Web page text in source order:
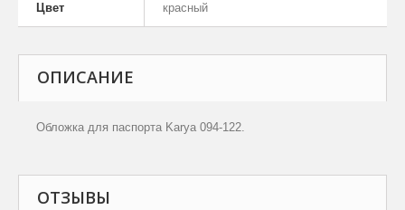
Цвет красный
ОПИСАНИЕ
Обложка для паспорта Karya 094-122.
ОТЗЫВЫ